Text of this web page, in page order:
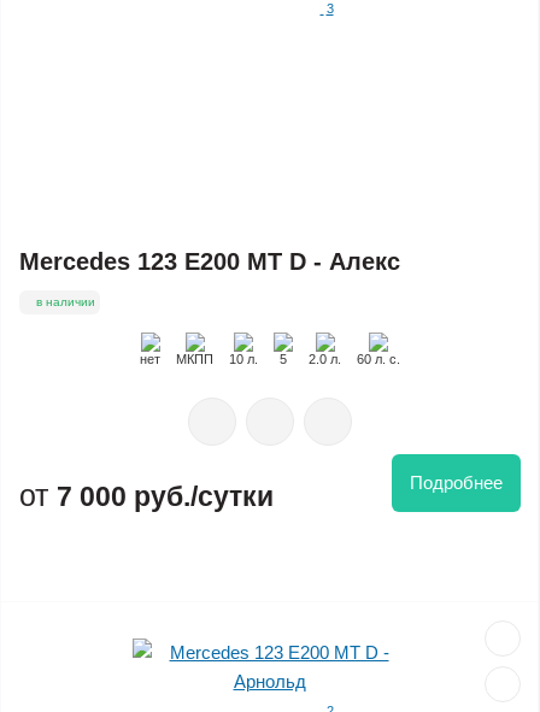
3
Mercedes 123 E200 MT D - Алекс
в наличии
нет MКПП 10 л. 5 2.0 л. 60 л. с.
7 000 руб./сутки Подробнее